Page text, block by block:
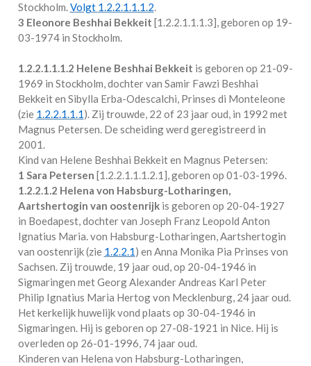
Stockholm.Volgt 1.2.2.1.1.1.2.
3 Eleonore Beshhai Bekkeit [1.2.2.1.1.1.3], geboren op 19-
03-1974 in Stockholm.
1.2.2.1.1.1.2 Helene Beshhai Bekkeit is geboren op 21-09-
1969 in Stockholm, dochter van Samir Fawzi Beshhai
Bekkeit en Sibylla Erba-Odescalchi, Prinses di Monteleone
(zie 1.2.2.1.1.1). Zij trouwde, 22 of 23 jaar oud, in 1992 met
Magnus Petersen. De scheiding werd geregistreerd in
2001.
Kind van Helene Beshhai Bekkeit en Magnus Petersen:
1 Sara Petersen [1.2.2.1.1.1.2.1 ], geboren op 01-03-1996.
1.2.2.1.2 Helena von Habsburg-Lotharingen,
Aartshertogin van oostenrijkis geboren op 20-04-1927
in Boedapest, dochter van Joseph Franz Leopold Anton
Ignatius Maria. von Habsburg-Lotharingen, Aartshertogin
van oostenrijk (zie 1.2.2.1) en Anna Monika Pia Prinses von
Sachsen. Zij trouwde, 19 jaar oud, op 20-04-1946 in
Sigmaringen metGeorg Alexander Andreas Karl Peter
Philip Ignatius Maria Hertog von Mecklenburg, 24 jaar oud.
Het kerkelijk huwelijk vond plaats op 30-04-1946 in
Sigmaringen. Hij is geboren op 27-08-1921 in Nice. Hij is
overleden op 26-01-1996, 74 jaar oud.
Kinderen van Helena von Habsburg-Lotharingen,